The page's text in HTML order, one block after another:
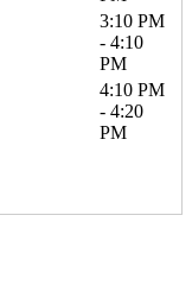
3:10 PM
- 4:10
PM
4:10 PM
- 4:20
PM